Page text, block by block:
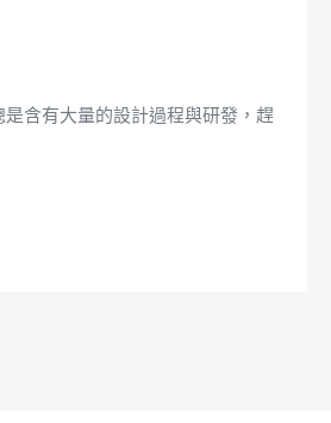
含有大量的設計過程與研發，趕